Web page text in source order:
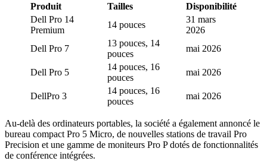
Produit Tailles
Disponibilité
Dell Pro 14
Premium
14 pouces
31 mars
2026
Dell Pro 7
13 pouces, 14
pouces
mai 2026
Dell Pro 5
14 pouces, 16
pouces
mai 2026
DellPro 3
14 pouces, 16
pouces
mai 2026
Au-delà des ordinateurs portables, la société a également annoncé le
bureau compact Pro 5 Micro, de nouvelles stations de travail Pro
Precision et une gamme de moniteurs Pro P dotés de fonctionnalités
de conférence intégrées.